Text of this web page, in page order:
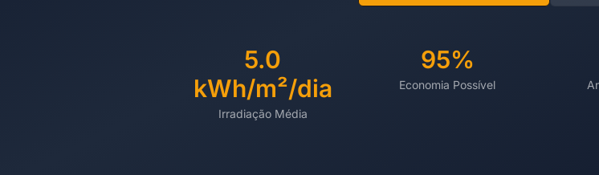
5.0
kWh/m²/dia
Irradiação Média
95%
Economia Possível